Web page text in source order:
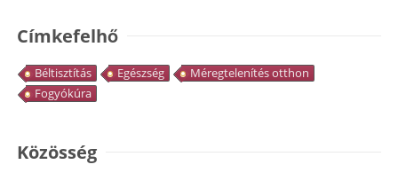
Címkefelhő
Béltisztítás Egészség
Méregtelenítés otthon
Fogyókúra
Közösség